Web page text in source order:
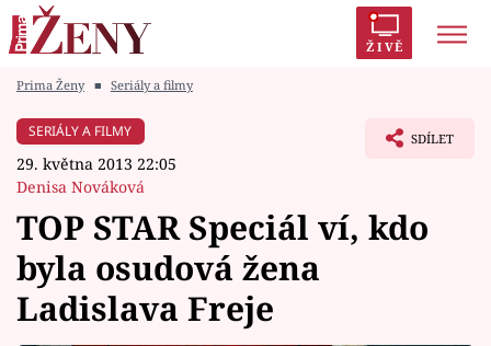
ŽIVĚ
Módní alarm
Témata
Celebrity
Prima Ženy ■ Seriály a filmy
SERIÁLY A FILMY
29. května 2013 22:05
Denisa Nováková
SDÍLET
TOP STAR Speciál ví, kdo
byla osudová žena
Ladislava Freje